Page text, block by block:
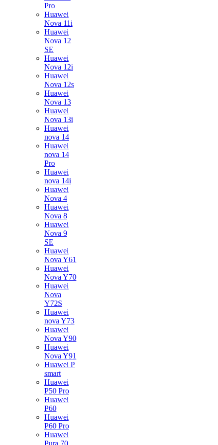
Pro
Huawei
Nova 11i
Huawei
Nova 12
SE
Huawei
Nova 12i
Huawei
Nova 12s
Huawei
Nova 13
Huawei
Nova 13i
Huawei
nova 14
Huawei
nova 14
Pro
Huawei
nova 14i
Huawei
Nova 4
Huawei
Nova 8
Huawei
Nova 9
SE
Huawei
Nova Y61
Huawei
Nova Y70
Huawei
Nova
Y72S
Huawei
nova Y73
Huawei
Nova Y90
Huawei
Nova Y91
Huawei P
smart
Huawei
P50 Pro
Huawei
P60
Huawei
P60 Pro
Huawei
Pura 70